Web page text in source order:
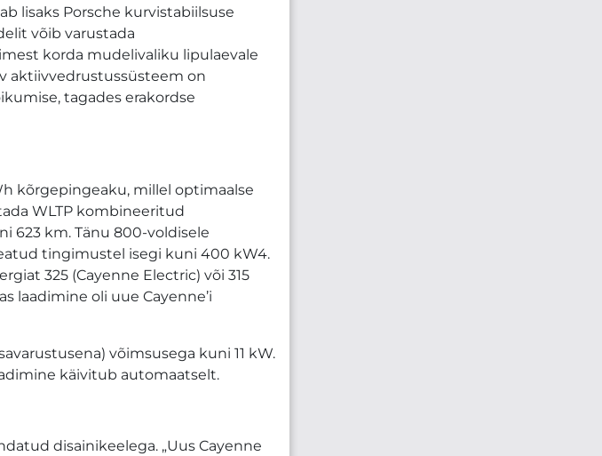
lisaks Porsche kurvistabiilsuse
võib varustada
korda mudelivaliku lipulaevale
aktiivvedrustussüsteem on
tagades erakordse
kõrgepingeaku, millel optimaalse
WLTP kombineeritud
623 km. Tänu 800-voldisele
tingimustel isegi kuni 400 kW4.
325 (Cayenne Electric) või 315
laadimine oli uue Cayenne’i
võimsusega kuni 11 kW.
käivitub automaatselt.
disainikeelega. „Uus Cayenne